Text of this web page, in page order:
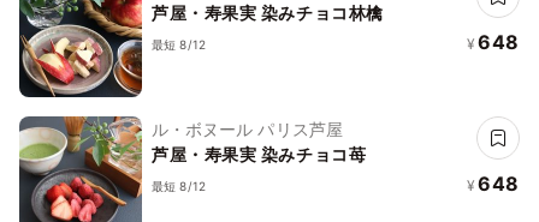
芦屋・寿果実 染みチョコ林檎
最短 8/12 ¥ 648
ル・ボヌール パリス芦屋
芦屋・寿果実 染みチョコ苺
最短 8/12 ¥ 648